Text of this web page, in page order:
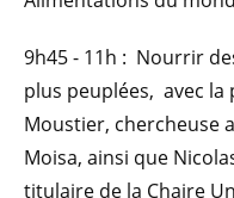
9h45 - 11h : Nourrir
plus peuplées, avec
Moustier, chercheuse
Moisa, ainsi que
titulaire de la Chaire